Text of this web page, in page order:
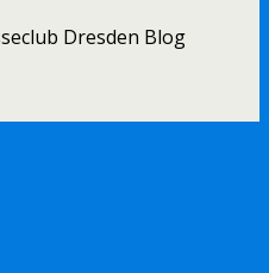
Dresden Blog